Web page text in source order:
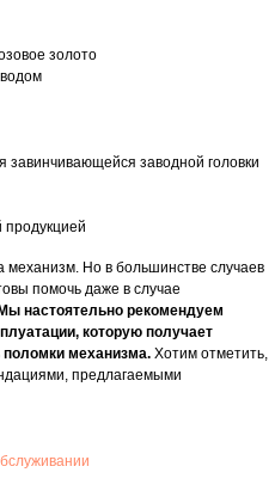
золото
завинчивающейся заводной головки
продукцией
механизм. Но в большинстве случаев
помочь даже в случае
Мы настоятельно рекомендуем
которую получает
поломки механизма. Хотим отметить,
предлагаемыми